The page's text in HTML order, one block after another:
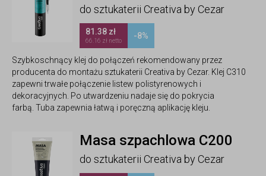
do sztukaterii Creativa by Cezar
81.38 zł
66.16 zł netto
-8%
Szybkoschnący klej do połączeń rekomendowany przez
producenta do montażu sztukaterii Creativa by Cezar. Klej C310
zapewni trwałe połączenie listew polistyrenowych i
dekoracyjnych. Po utwardzeniu nadaje się do pokrycia
farbą. Tuba zapewnia łatwą i poręczną aplikację kleju.
Masa szpachlowa C200
do sztukaterii Creativa by Cezar